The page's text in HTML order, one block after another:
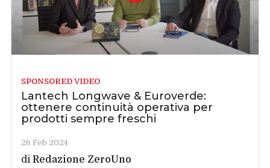
SPONSORED VIDEO
Lantech Longwave & Euroverde:
ottenere continuità operativa per
prodotti sempre freschi
26 Feb 2024
diRedazione ZeroUno